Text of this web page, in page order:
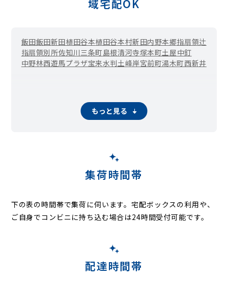
域宅配OK
飯田飯田新田植田谷本植田谷本村新田内野本郷指扇領辻
指扇領別所佐知川三条町島根清河寺塚本町土屋中釘
中野林西遊馬プラザ宝来水判土 峰岸宮前町湯木町西新井
もっと見る
集荷時間帯
下の表の時間帯で集荷に伺います。宅配ボックスの利用や、
ご自身でコンビニに持ち込む場合は24時間受付可能です。
配達時間帯